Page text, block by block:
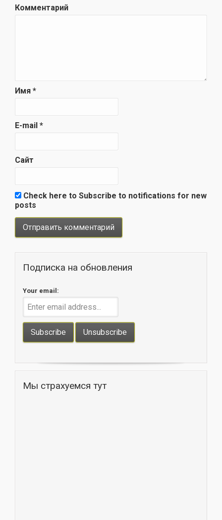
Комментарий
Имя *
E-mail *
Сайт
Check here to Subscribe to notifications for new
posts
Подписка на обновления
Your email:
Мы страхуемся тут